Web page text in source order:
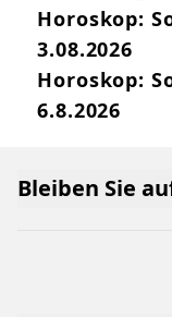
Horoskop:
3.08.2026
Horoskop:
6.8.2026
Bleiben Sie